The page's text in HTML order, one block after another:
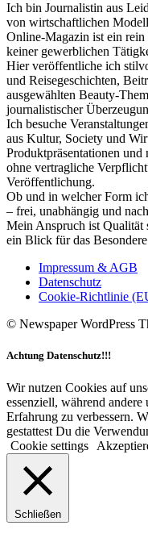
Ich bin Journalistin aus
von wirtschaftlichen
Online-Magazin ist ein
keiner gewerblichen
Hier veröffentliche ich
und Reisegeschichten,
ausgewählten Beauty-
journalistischer
Ich besuche
aus Kultur, Society und
Produktpräsentationen
ohne vertragliche
Veröffentlichung.
Ob und in welcher Form
– frei, unabhängig und
Mein Anspruch ist Qualität
ein Blick für das
Impressum & AGB
Datenschutz
Cookie-Richtlinie
© Newspaper WordPress
Achtung Datenschutz!!!
Wir nutzen Cookies auf
essenziell, während
Erfahrung zu verbessern.
gestattest Du die
Cookie settings
Schließen